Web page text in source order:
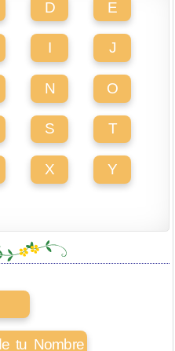
D E
I J
N O
S T
X Y
tu Nombre